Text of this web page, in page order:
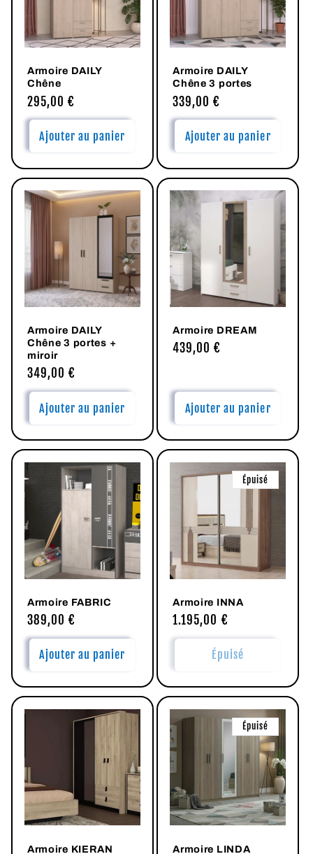
Armoire DAILY
Chêne
Prix
habituel
295,00 €
Ajouter au panier
Armoire DAILY
Chêne 3 portes
Prix
habituel
339,00 €
Ajouter au panier
Armoire DAILY
Chêne 3 portes +
miroir
Prix
habituel
349,00 €
Ajouter au panier
Armoire DREAM
Prix
439,00 €
Ajouter au panier
Armoire FABRIC
Prix
habituel
389,00 €
Ajouter au panier
Épuisé
Armoire INNA
Prix
habituel
1.195,00 €
Épuisé
Armoire KIERAN
Épuisé
Armoire LINDA